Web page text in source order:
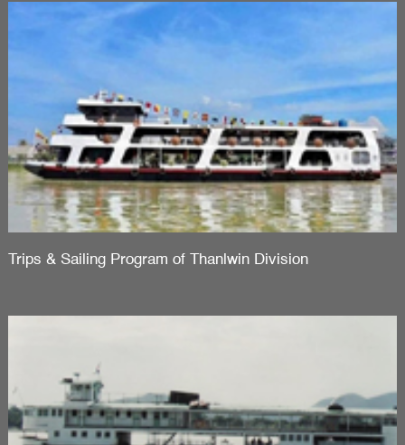
Trips & Sailing Program of Thanlwin Division